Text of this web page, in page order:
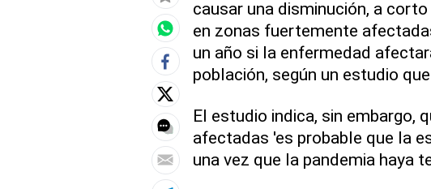
causar una disminución, a
en zonas fuertemente
un año si la enfermedad
población, según un estudio
El estudio indica, sin embargo,
afectadas 'es probable que la
una vez que la pandemia haya